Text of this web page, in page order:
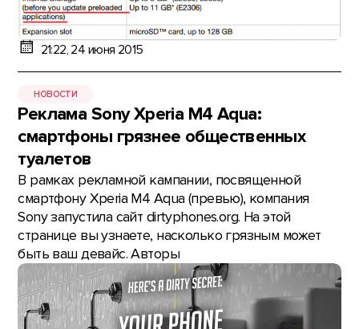
21:22, 24 июня 2015
НОВОСТИ
Реклама Sony Xperia M4 Aqua:
смартфоны грязнее общественных
туалетов
В рамках рекламной кампании, посвященной
смартфону Xperia M4 Aqua (превью), компания
Sony запустила сайт dirtyphones.org. На этой
странице вы узнаете, насколько грязным может
быть ваш девайс. Авторы